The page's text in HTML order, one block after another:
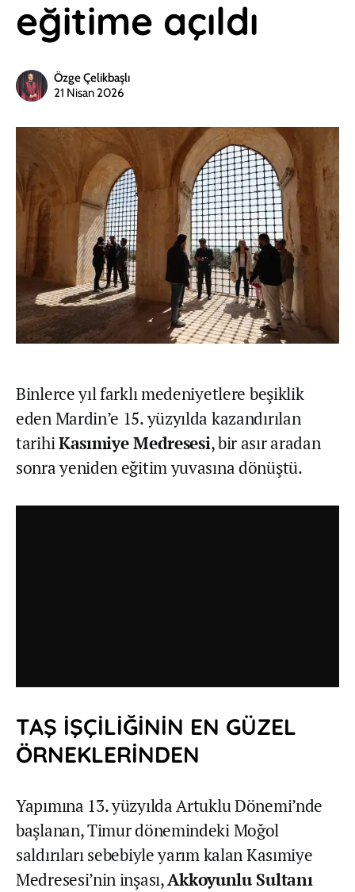
eğitime açıldı
Özge Çelikbaşlı
21 Nisan 2026
Binlerce yıl farklı medeniyetlere beşiklik
eden Mardin’e 15. yüzyılda kazandırılan
tarihiKasımiye Medresesi, bir asır aradan
sonra yeniden eğitim yuvasına dönüştü.
TAŞ İŞÇİLİĞİNİN EN GÜZEL
ÖRNEKLERİNDEN
Yapımına 13. yüzyılda Artuklu Dönemi’nde
başlanan, Timur dönemindeki Moğol
saldırıları sebebiyle yarım kalan Kasımiye
Medresesi’nin inşası,Akkoyunlu Sultanı